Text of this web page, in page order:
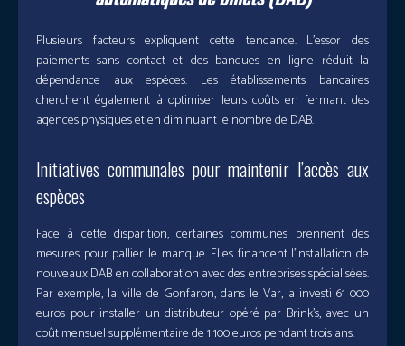
Plusieurs facteurs expliquent cette tendance. L’essor des
paiements sans contact et des banques en ligne réduit la
dépendance aux espèces. Les établissements bancaires
cherchent également à optimiser leurs coûts en fermant des
agences physiques et en diminuant le nombre de DAB.
Initiatives communales pour maintenir l’accès aux
espèces
Face à cette disparition, certaines communes prennent des
mesures pour pallier le manque. Elles financent l’installation de
nouveaux DAB en collaboration avec des entreprises spécialisées.
Par exemple, la ville de Gonfaron, dans le Var, a investi 61 000
euros pour installer un distributeur opéré par Brink’s, avec un
coût mensuel supplémentaire de 1 100 euros pendant trois ans.